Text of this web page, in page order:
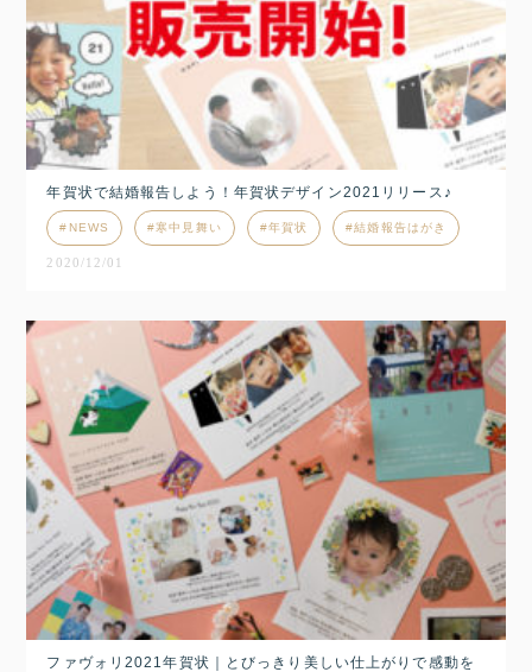
年賀状で結婚報告しよう！年賀状デザイン2021リリース♪
NEWS 寒中見舞い 年賀状 結婚報告はがき
2020/12/01
ファヴォリ2021年賀状｜とびっきり美しい仕上がりで感動を